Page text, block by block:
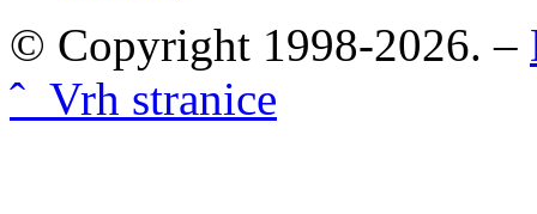
© Copyright 1998-2026. –
ˆ Vrh stranice